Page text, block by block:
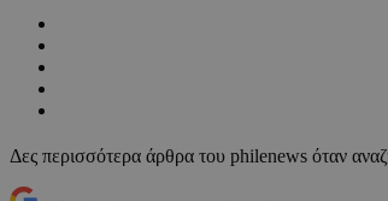
Δες περισσότερα άρθρα του philenews όταν